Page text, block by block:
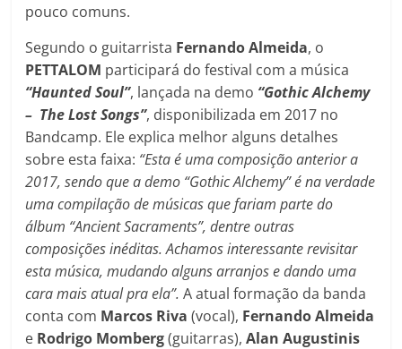
pouco comuns.
Segundo o guitarrista Fernando Almeida, o
PETTALOM participará do festival com a música
“Haunted Soul”, lançada na demo “Gothic Alchemy
– The Lost Songs”, disponibilizada em 2017 no
Bandcamp. Ele explica melhor alguns detalhes
sobre esta faixa: “Esta é uma composição anterior a
2017, sendo que a demo “Gothic Alchemy” é na verdade
uma compilação de músicas que fariam parte do
álbum “Ancient Sacraments”, dentre outras
composições inéditas. Achamos interessante revisitar
esta música, mudando alguns arranjos e dando uma
cara mais atual pra ela”.A atual formação da banda
conta com Marcos Riva(vocal), Fernando Almeida
e Rodrigo Momberg(guitarras),Alan Augustinis